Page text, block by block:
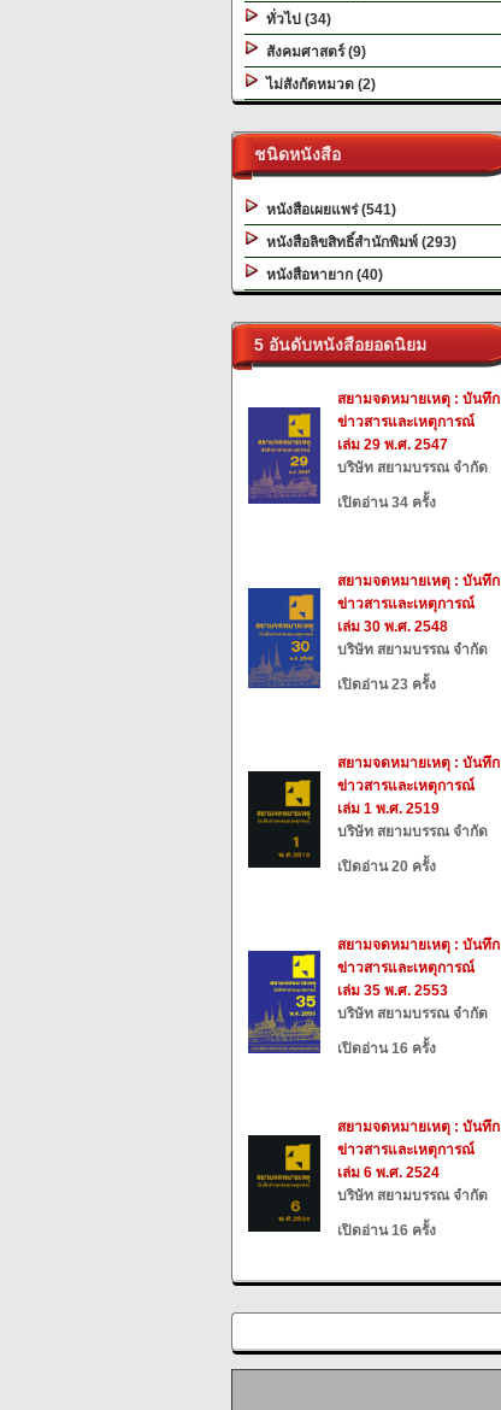
ทั่วไป (34)
สังคมศาสตร์ (9)
ไม่สังกัดหมวด (2)
ชนิดหนังสือ
หนังสือเผยแพร่ (541)
หนังสือลิขสิทธิ์สำนักพิมพ์ (293)
หนังสือหายาก (40)
5 อันดับหนังสือยอดนิยม
สยามจดหมายเหตุ : บันทึก
ข่าวสารและเหตุการณ์
เล่ม 29 พ.ศ. 2547
บริษัท สยามบรรณ จำกัด
เปิดอ่าน 34 ครั้ง
สยามจดหมายเหตุ : บันทึก
ข่าวสารและเหตุการณ์
เล่ม 30 พ.ศ. 2548
บริษัท สยามบรรณ จำกัด
เปิดอ่าน 23 ครั้ง
สยามจดหมายเหตุ : บันทึก
ข่าวสารและเหตุการณ์
เล่ม 1 พ.ศ. 2519
บริษัท สยามบรรณ จำกัด
เปิดอ่าน 20 ครั้ง
สยามจดหมายเหตุ : บันทึก
ข่าวสารและเหตุการณ์
เล่ม 35 พ.ศ. 2553
บริษัท สยามบรรณ จำกัด
เปิดอ่าน 16 ครั้ง
สยามจดหมายเหตุ : บันทึก
ข่าวสารและเหตุการณ์
เล่ม 6 พ.ศ. 2524
บริษัท สยามบรรณ จำกัด
เปิดอ่าน 16 ครั้ง